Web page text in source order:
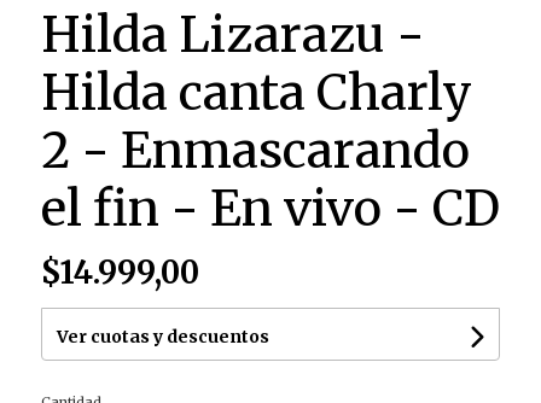
Hilda Lizarazu -
Hilda canta Charly
2 - Enmascarando
el fin - En vivo - CD
$14.999,00
Ver cuotas y descuentos